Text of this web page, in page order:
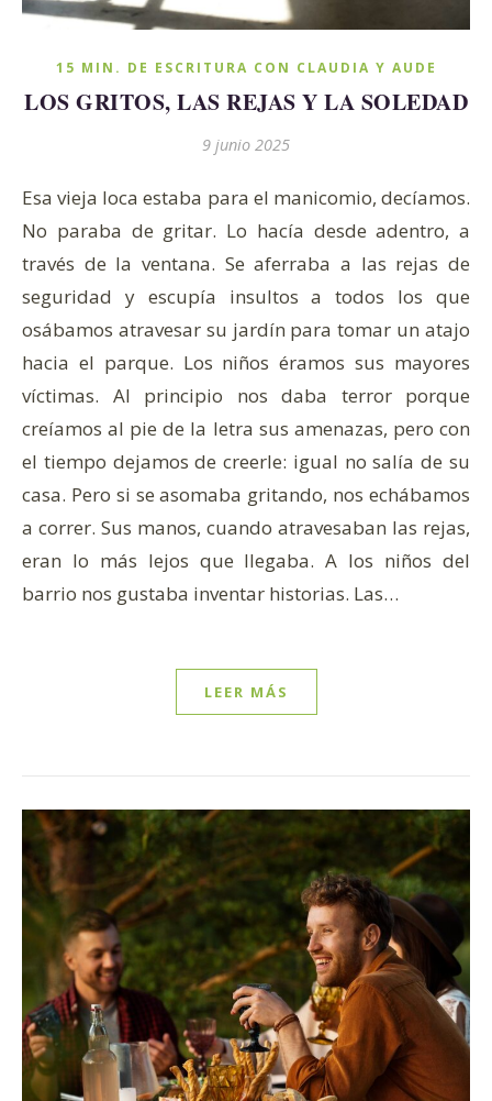
15 MIN. DE ESCRITURA CON CLAUDIA Y AUDE
LOS GRITOS, LAS REJAS Y LA SOLEDAD
9 junio 2025
Esa vieja loca estaba para el manicomio, decíamos.
No paraba de gritar. Lo hacía desde adentro, a
través de la ventana. Se aferraba a las rejas de
seguridad y escupía insultos a todos los que
osábamos atravesar su jardín para tomar un atajo
hacia el parque. Los niños éramos sus mayores
víctimas. Al principio nos daba terror porque
creíamos al pie de la letra sus amenazas, pero con
el tiempo dejamos de creerle: igual no salía de su
casa. Pero si se asomaba gritando, nos echábamos
a correr. Sus manos, cuando atravesaban las rejas,
eran lo más lejos que llegaba. A los niños del
barrio nos gustaba inventar historias. Las…
LEER MÁS